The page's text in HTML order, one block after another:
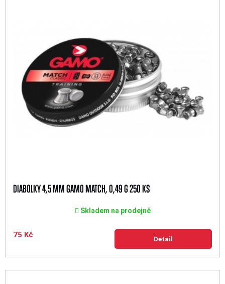
DIABOLKY 4,5 MM GAMO MATCH, 0,49 G 250 KS
Skladem na prodejně
75 Kč Detail